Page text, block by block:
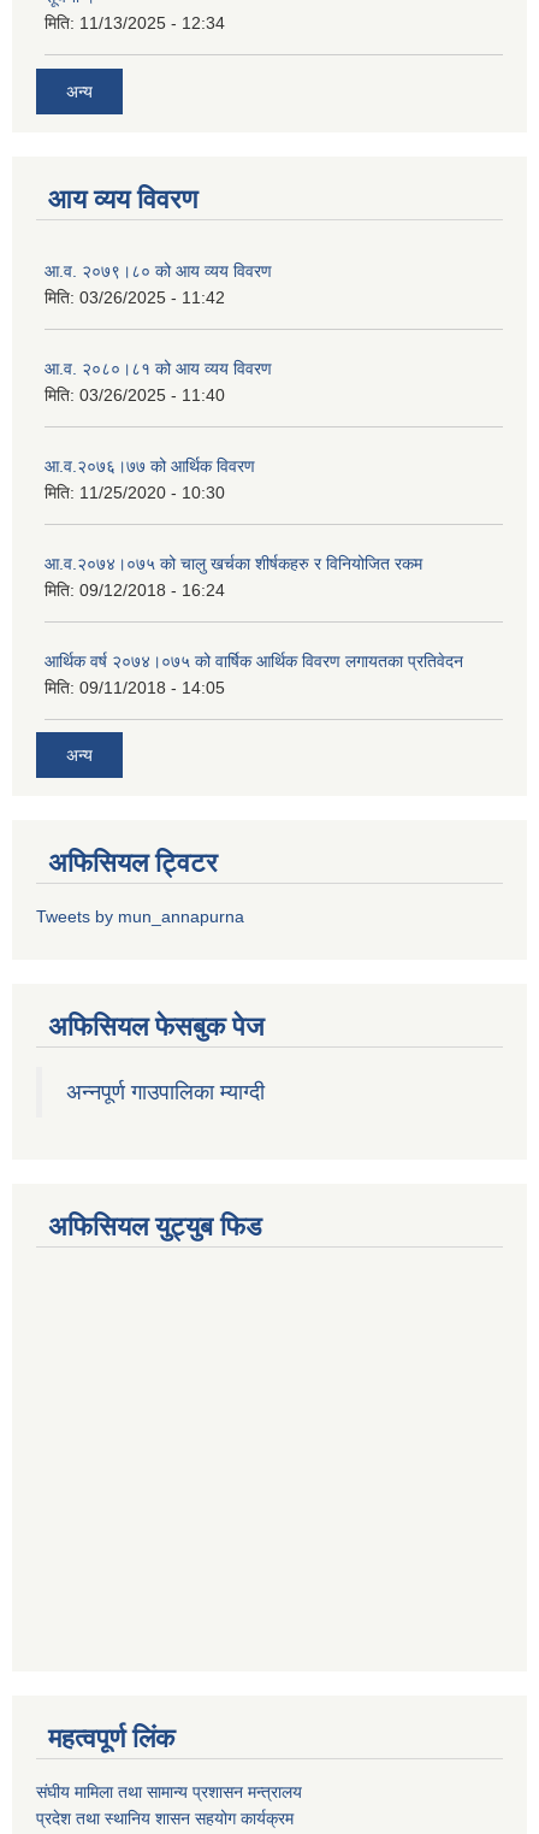
मिति: 11/13/2025 - 12:34
अन्य
आय व्यय विवरण
आ.व. २०७९।८० को आय व्यय विवरण
मिति: 03/26/2025 - 11:42
आ.व. २०८०।८१ को आय व्यय विवरण
मिति: 03/26/2025 - 11:40
आ.व.२०७६।७७ को आर्थिक विवरण
मिति: 11/25/2020 - 10:30
आ.व.२०७४।०७५ को चालु खर्चका शीर्षकहरु र विनियोजित रकम
मिति: 09/12/2018 - 16:24
आर्थिक वर्ष २०७४।०७५ को वार्षिक आर्थिक विवरण लगायतका प्रतिवेदन
मिति: 09/11/2018 - 14:05
अन्य
अफिसियल ट्विटर
Tweets by mun_annapurna
अफिसियल फेसबुक पेज
अन्नपूर्ण गाउपालिका म्याग्दी
अफिसियल युट्युब फिड
महत्वपूर्ण लिंक
संघीय मामिला तथा सामान्य प्रशासन मन्त्रालय
प्रदेश तथा स्थानिय शासन सहयोग कार्यक्रम